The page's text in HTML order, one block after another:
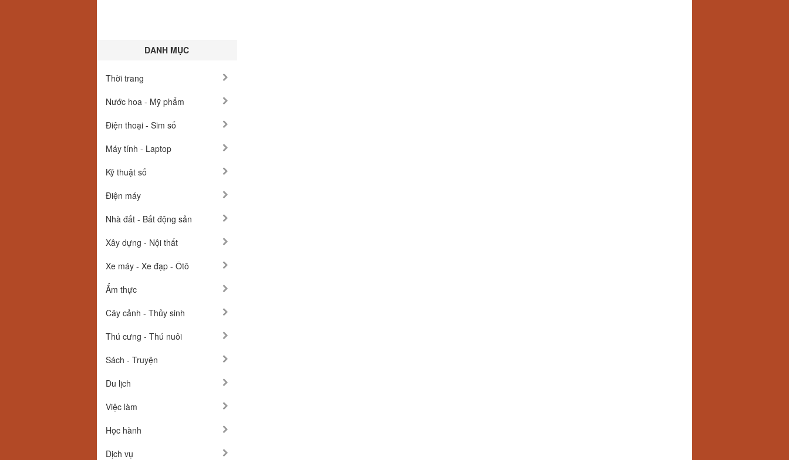
DANH MỤC
Thời trang
Nước hoa - Mỹ phẩm
Điện thoại - Sim số
Máy tính - Laptop
Kỹ thuật số
Điện máy
Nhà đất - Bất động sản
Xây dựng - Nội thất
Xe máy - Xe đạp - Ôtô
Ẩm thực
Cây cảnh - Thủy sinh
Thú cưng - Thú nuôi
Sách - Truyện
Du lịch
Việc làm
Học hành
Dịch vụ